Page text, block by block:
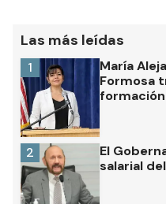
Las más leídas
María
Formosa
1
El
salarial
2